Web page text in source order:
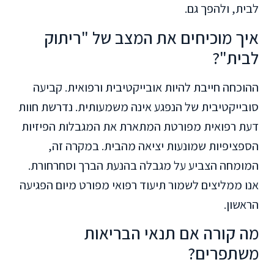
לבית, ולהפך גם.
איך מוכיחים את המצב של "ריתוק
לבית"?
ההוכחה חייבת להיות אובייקטיבית ורפואית. קביעה
סובייקטיבית של הנפגע אינה משמעותית. נדרשת חוות
דעת רפואית מפורטת המתארת את המגבלות הפיזיות
הספציפיות שמונעות יציאה מהבית. במקרה זה,
המומחה הצביע על מגבלה בהנעת הברך וסחרחורת.
אנו ממליצים לשמור תיעוד רפואי מפורט מיום הפגיעה
הראשון.
מה קורה אם תנאי הבריאות
משתפרים?